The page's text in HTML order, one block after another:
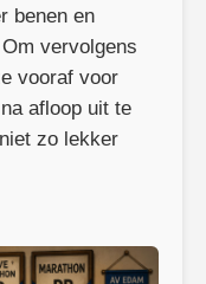
benen en
vervolgens
vooraf voor
afloop uit te
zo lekker